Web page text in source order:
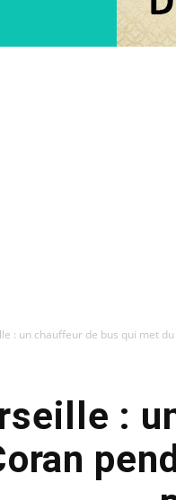
: un chauffeur de bus qui met
: